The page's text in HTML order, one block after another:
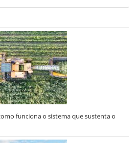
a
funciona o sistema que sustenta o